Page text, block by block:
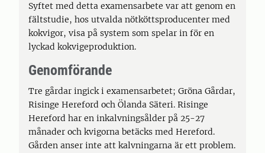
Syftet med detta examensarbete var att genom en
fältstudie, hos utvalda nötköttsproducenter med
kokvigor, visa på system som spelar in för en
lyckad kokvigeproduktion.
Genomförande
Tre gårdar ingick i examensarbetet; Gröna Gårdar,
Risinge Hereford och Ölanda Säteri. Risinge
Hereford har en inkalvningsålder på 25-27
månader och kvigorna betäcks med Hereford.
Gården anser inte att kalvningarna är ett problem.